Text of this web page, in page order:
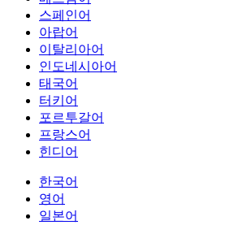
스페인어
아랍어
이탈리아어
인도네시아어
태국어
터키어
포르투갈어
프랑스어
힌디어
한국어
영어
일본어